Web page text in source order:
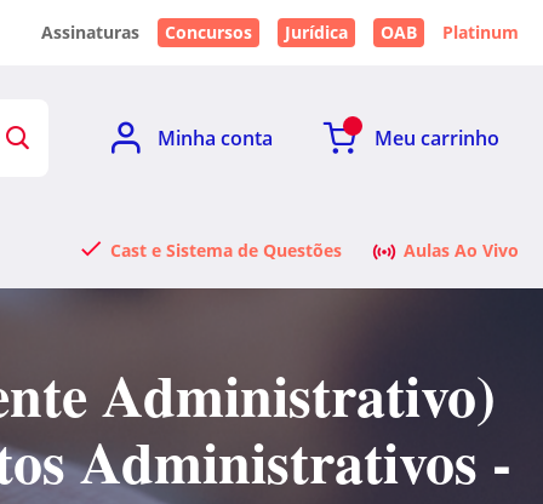
Assinaturas Concursos Jurídica OAB Platinum
Minha conta Meu carrinho
Cast e Sistema de Questões Aulas Ao Vivo
Administrativo)
Administrativos -